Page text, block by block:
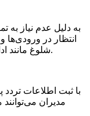
به دلیل عدم نیاز
انتظار در
شلوغ مانند ادارات یا دانشگاه‌ها می‌تواند بسیار کارآمد باشد.
با ثبت اطلاعات